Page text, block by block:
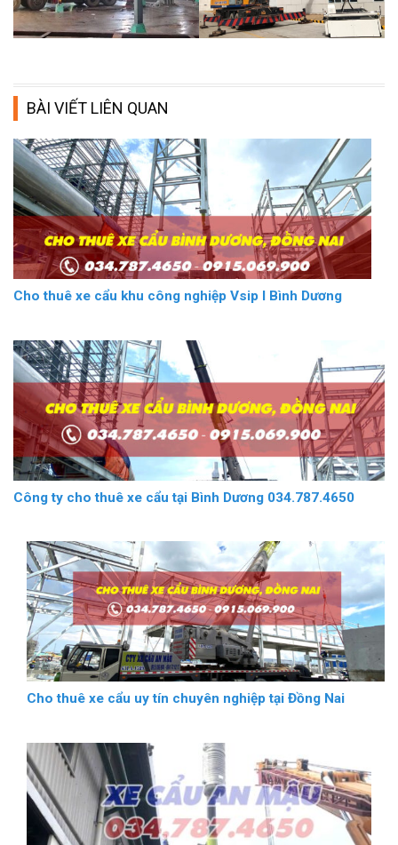
BÀI VIẾT LIÊN QUAN
Cho thuê xe cẩu khu công nghiệp Vsip I Bình Dương
Công ty cho thuê xe cẩu tại Bình Dương 034.787.4650
Cho thuê xe cẩu uy tín chuyên nghiệp tại Đồng Nai